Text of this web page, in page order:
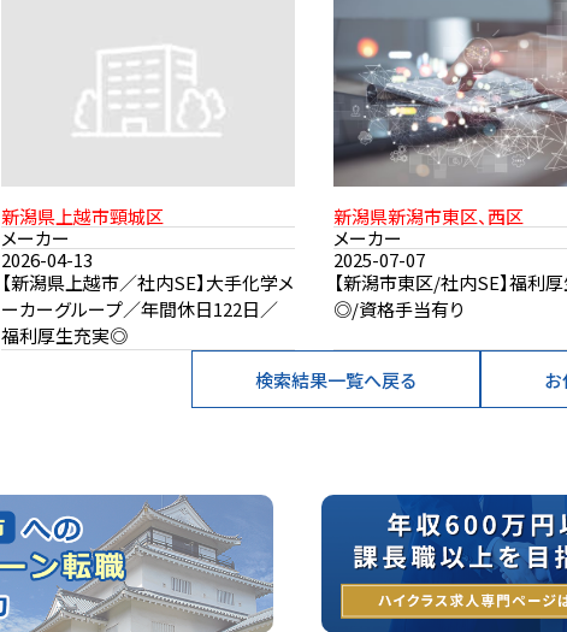
新潟県上越市頸城区
メーカー
2026-04-13
【新潟県上越市／社内SE】大手化学メ
ーカーグループ／年間休日122日／
福利厚生充実◎
新潟県新潟市東区、西区
メーカー
2025-07-07
【新潟市東区/社内SE】福利
◎/資格手当有り
検索結果一覧へ戻る